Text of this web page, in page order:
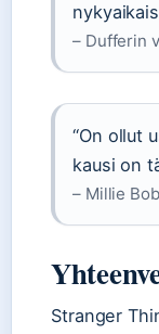
– Dufferin
“On ollut
kausi on
– Millie
Stranger